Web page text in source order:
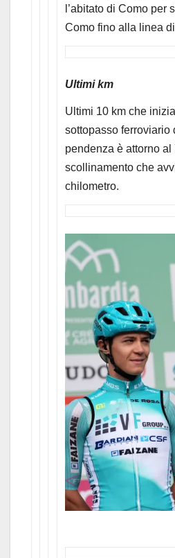
l’abitato di Como
Como fino alla linea
Ultimi km
Ultimi 10 km che
sottopasso
pendenza è attorno
scollinamento che
chilometro.